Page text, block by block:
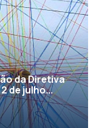
da Diretiva
de julho...